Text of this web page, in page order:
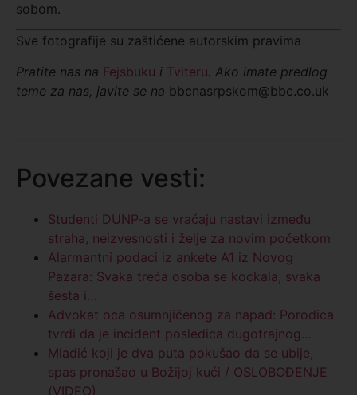
sobom.
Sve fotografije su zaštićene autorskim pravima
Pratite nas na Fejsbuku i Tviteru. Ako imate predlog
teme za nas, javite se na bbcnasrpskom@bbc.co.uk
Povezane vesti:
Studenti DUNP-a se vraćaju nastavi između
straha, neizvesnosti i želje za novim početkom
Alarmantni podaci iz ankete A1 iz Novog
Pazara: Svaka treća osoba se kockala, svaka
šesta i…
Advokat oca osumnjičenog za napad: Porodica
tvrdi da je incident posledica dugotrajnog…
Mladić koji je dva puta pokušao da se ubije,
spas pronašao u Božijoj kući / OSLOBOĐENJE
(VIDEO)